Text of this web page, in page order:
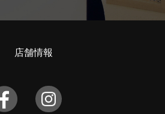
店舗情報